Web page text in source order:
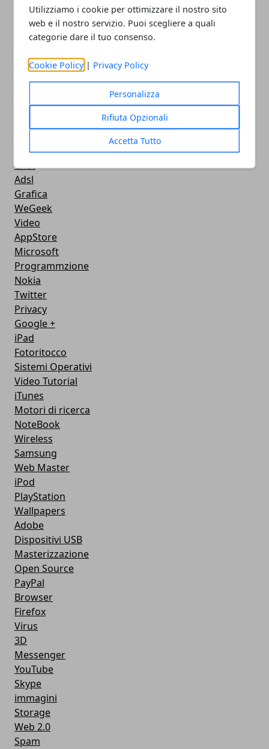
Utilizziamo i cookie per ottimizzare il nostro sito
web e il nostro servizio. Puoi scegliere a quali
categorie dare il tuo consenso.
Cookie Policy | Privacy Policy
Personalizza
Rifiuta Opzionali
Accetta Tutto
Videogames
Streaming
Android
MacBook
FaceBook
Console
Download
Chat
Adsl
Grafica
WeGeek
Video
AppStore
Microsoft
Programmzione
Nokia
Twitter
Privacy
Google +
iPad
Fotoritocco
Sistemi Operativi
Video Tutorial
iTunes
Motori di ricerca
NoteBook
Wireless
Samsung
Web Master
iPod
PlayStation
Wallpapers
Adobe
Dispositivi USB
Masterizzazione
Open Source
PayPal
Browser
Firefox
Virus
3D
Messenger
YouTube
Skype
immagini
Storage
Web 2.0
Spam